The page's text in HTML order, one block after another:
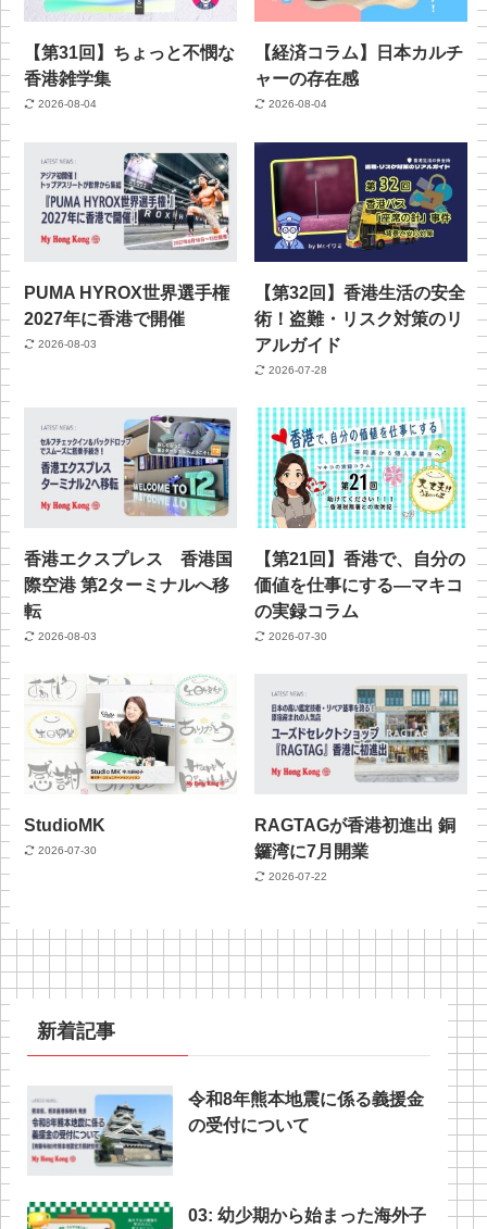
【第31回】ちょっと不憫な
香港雑学集
2026-08-04
【経済コラム】日本カルチ
ャーの存在感
2026-08-04
PUMA HYROX世界選手権
2027年に香港で開催
2026-08-03
【第32回】香港生活の安全
術！盗難・リスク対策のリ
アルガイド
2026-07-28
香港エクスプレス 香港国
際空港 第2ターミナルへ移
転
2026-08-03
【第21回】香港で、自分の
価値を仕事にする—マキコ
の実録コラム
2026-07-30
StudioMK
2026-07-30
RAGTAGが香港初進出 銅
鑼湾に7月開業
2026-07-22
新着記事
令和8年熊本地震に係る義援金
の受付について
03: 幼少期から始まった海外子